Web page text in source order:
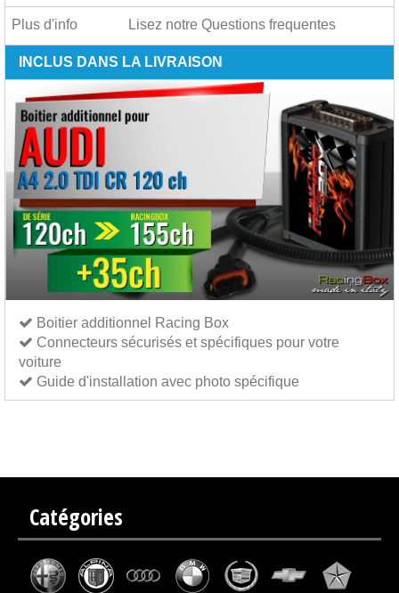
Plus d'info Lisez notre Questions frequentes
INCLUS DANS LA LIVRAISON
Boitier additionnel Racing Box
Connecteurs sécurisés et spécifiques pour votre
voiture
Guide d'installation avec photo spécifique
Catégories